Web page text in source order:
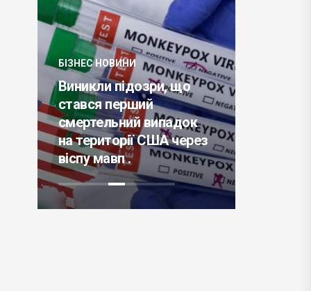
БІЗНЕС НОВИНИ
Виникли підозри, що
стався перший
смертельний випадок
на території США через
віспу мавп .